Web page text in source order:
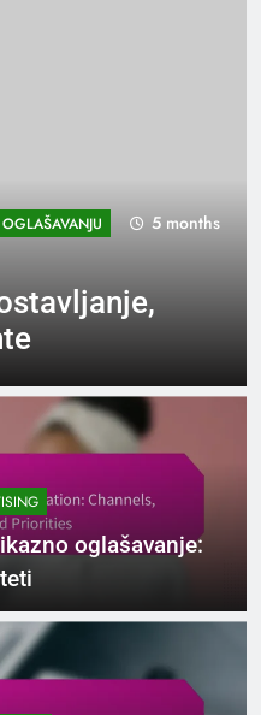
Principi,
oglašavanje: